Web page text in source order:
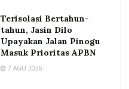
Terisolasi Bertahun-
tahun, Jasin Dilo
Upayakan Jalan Pinogu
Masuk Prioritas APBN
7 AGU 2026